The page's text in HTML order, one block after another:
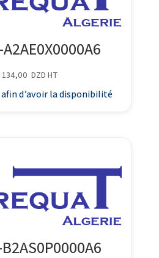
DZD HT
d’avoir la disponibilité